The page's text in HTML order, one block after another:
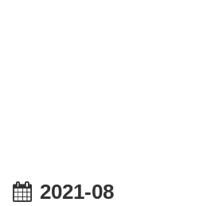
2021-08